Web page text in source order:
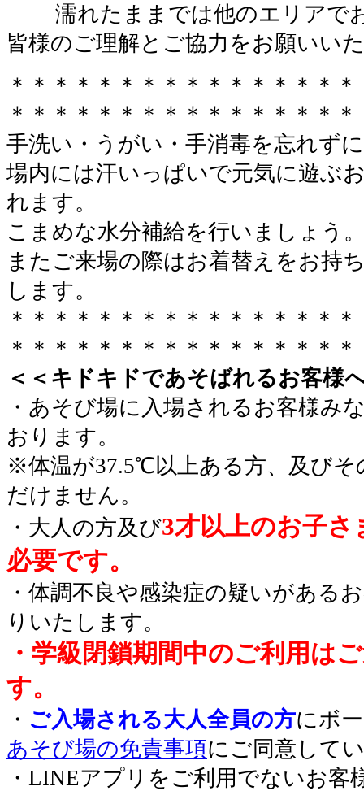
濡れたままでは他のエリアで
皆様のご理解とご協力をお願いい
＊＊＊＊＊＊＊＊＊＊＊＊＊＊＊
＊＊＊＊＊＊＊＊＊＊＊＊＊＊＊＊
手洗い・うがい・手消毒を忘れず
場内には汗いっぱいで元気に遊ぶ
れます。
こまめな水分補給を行いましょう
またご来場の際はお着替えをお持
します。
＊＊＊＊＊＊＊＊＊＊＊＊＊＊＊
＊＊＊＊＊＊＊＊＊＊＊＊＊＊＊＊
＜＜キドキドであそばれるお客様
・あそび場に入場されるお客様み
おります。
※体温が37.5℃以上ある方、及びそ
だけません。
・大人の方及び3才以上のお子さ
必要です。
・体調不良や感染症の疑いがある
りいたします。
・学級閉鎖期間中のご利用は
す。
・ ご入場される大人全員の方にボ
あそび場の免責事項にご同意して
・LINEアプリをご利用でないお客